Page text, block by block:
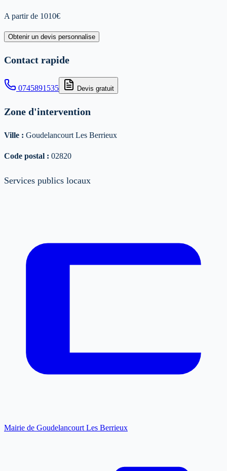
A partir de 1010€
Obtenir un devis personnalise
Contact rapide
0745891535 Devis gratuit
Zone d'intervention
Ville : Goudelancourt Les Berrieux
Code postal : 02820
Services publics locaux
Mairie de Goudelancourt Les Berrieux